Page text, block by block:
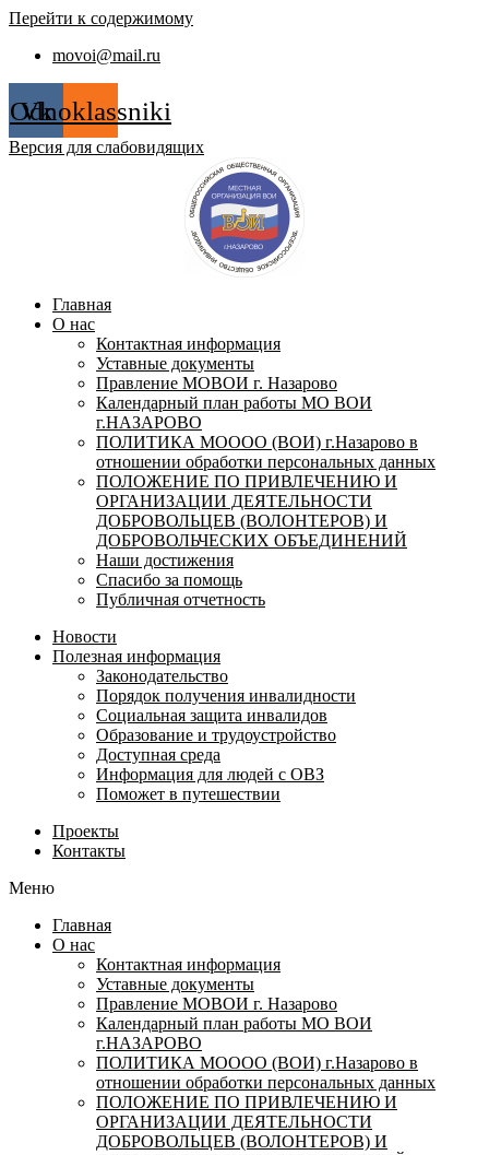
Перейти к содержимому
movoi@mail.ru
Vk
Odnoklassniki
Версия для слабовидящих
Главная
О нас
Контактная информация
Уставные документы
Правление МОВОИ г. Назарово
Календарный план работы МО ВОИ
г.НАЗАРОВО
ПОЛИТИКА МОООО (ВОИ) г.Назарово в
отношении обработки персональных данных
ПОЛОЖЕНИЕ ПО ПРИВЛЕЧЕНИЮ И
ОРГАНИЗАЦИИ ДЕЯТЕЛЬНОСТИ
ДОБРОВОЛЬЦЕВ (ВОЛОНТЕРОВ) И
ДОБРОВОЛЬЧЕСКИХ ОБЪЕДИНЕНИЙ
Наши достижения
Спасибо за помощь
Публичная отчетность
Новости
Полезная информация
Законодательство
Порядок получения инвалидности
Социальная защита инвалидов
Образование и трудоустройство
Доступная среда
Информация для людей с ОВЗ
Поможет в путешествии
Проекты
Контакты
Меню
Главная
О нас
Контактная информация
Уставные документы
Правление МОВОИ г. Назарово
Календарный план работы МО ВОИ
г.НАЗАРОВО
ПОЛИТИКА МОООО (ВОИ) г.Назарово в
отношении обработки персональных данных
ПОЛОЖЕНИЕ ПО ПРИВЛЕЧЕНИЮ И
ОРГАНИЗАЦИИ ДЕЯТЕЛЬНОСТИ
ДОБРОВОЛЬЦЕВ (ВОЛОНТЕРОВ) И